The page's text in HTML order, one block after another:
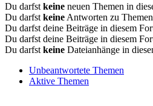
Du darfst keine neuen Themen in
Du darfst keine Antworten zu
Du darfst deine Beiträge in diesem
Du darfst deine Beiträge in diesem
Du darfst keine Dateianhänge in
Unbeantwortete Themen
Aktive Themen